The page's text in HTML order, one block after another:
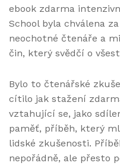
ebook zdarma
School byla chválena
neochotné čtenáře a
čin, který svědčí o
Bylo to čtenářské
cítilo jak stažení
vztahující se, jako
paměť, příběh, který
lidské zkušenosti.
nepořádně, ale přesto